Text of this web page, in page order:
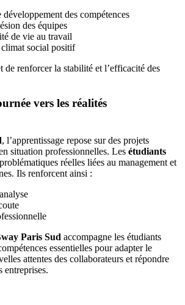
développement des compétences
des équipes
de vie au travail
social positif
de renforcer la stabilité et l’efficacité des
vers les réalités
, l’apprentissage repose sur des projets
situation professionnelles. Les étudiants
réelles liées au management et
Ils renforcent ainsi :
Paris Sud accompagne les étudiants
essentielles pour adapter le
attentes des collaborateurs et répondre
entreprises.